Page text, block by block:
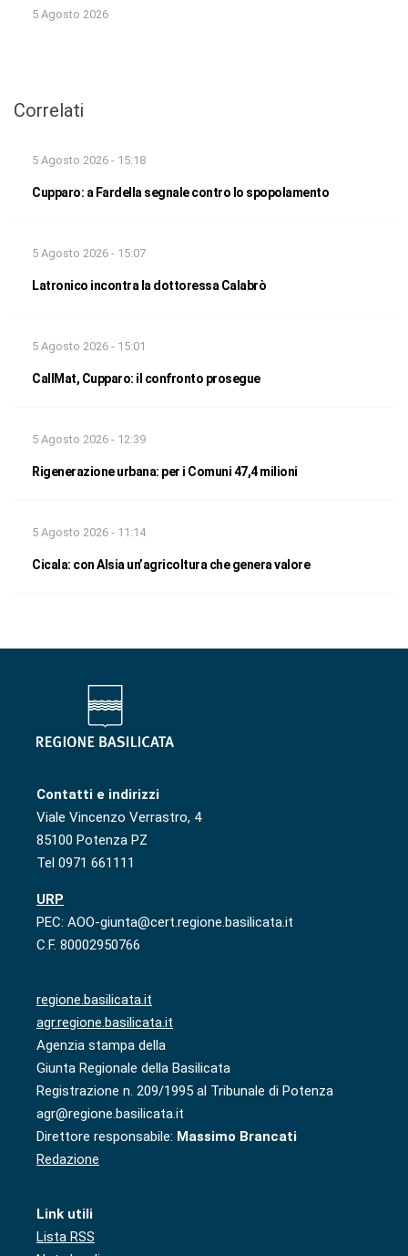
5 Agosto 2026
Correlati
5 Agosto 2026 - 15:18
Cupparo: a Fardella segnale contro lo spopolamento
5 Agosto 2026 - 15:07
Latronico incontra la dottoressa Calabrò
5 Agosto 2026 - 15:01
CallMat, Cupparo: il confronto prosegue
5 Agosto 2026 - 12:39
Rigenerazione urbana: per i Comuni 47,4 milioni
5 Agosto 2026 - 11:14
Cicala: con Alsia un’agricoltura che genera valore
Contatti e indirizzi
Viale Vincenzo Verrastro, 4
85100 Potenza PZ
Tel 0971 661111
URP
PEC: AOO-giunta@cert.regione.basilicata.it
C.F. 80002950766
regione.basilicata.it
agr.regione.basilicata.it
Agenzia stampa della
Giunta Regionale della Basilicata
Registrazione n. 209/1995 al Tribunale di Potenza
agr@regione.basilicata.it
Direttore responsabile: Massimo Brancati
Redazione
Link utili
Lista RSS